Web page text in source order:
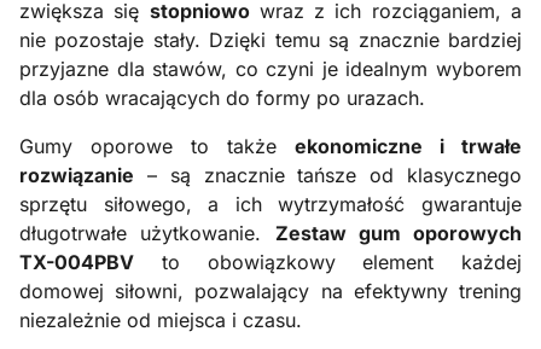
zwiększa się stopniowowraz z ich rozciąganiem, a
nie pozostaje stały. Dzięki temu są znacznie bardziej
przyjazne dla stawów, co czyni je idealnym wyborem
dla osób wracających do formy po urazach.
Gumy oporowe to także ekonomiczne i trwałe
rozwiązanie – są znacznie tańsze od klasycznego
sprzętu siłowego, a ich wytrzymałość gwarantuje
długotrwałe użytkowanie. Zestaw gum oporowych
TX-004PBV to obowiązkowy element każdej
domowej siłowni, pozwalający na efektywny trening
niezależnie od miejsca i czasu.